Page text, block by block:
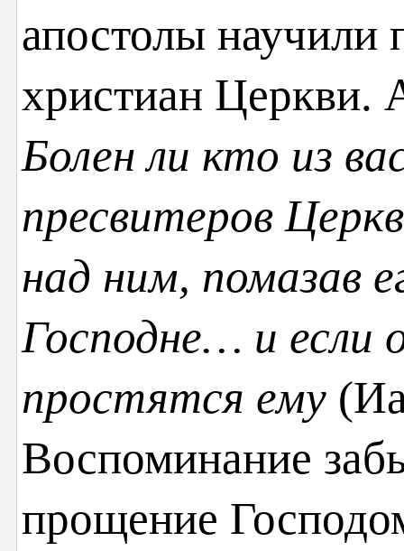
апостолы научили
христиан Церкви.
Болен ли кто из
пресвитеров
над ним, помазав
Господне… и если
простятся ему
Воспоминание
прощение